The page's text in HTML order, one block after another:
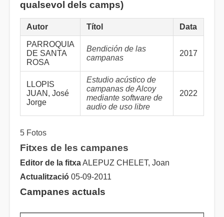
qualsevol dels camps)
Autor Títol Data
PARROQUIA
DE SANTA
ROSA
Bendición de las
campanas
2017
LLOPIS
JUAN, José
Jorge
Estudio acústico de
campanas de Alcoy
mediante software de
audio de uso libre
2022
5 Fotos
Fitxes de les campanes
Editor de la fitxaALEPUZ CHELET, Joan
Actualització 05-09-2011
Campanes actuals